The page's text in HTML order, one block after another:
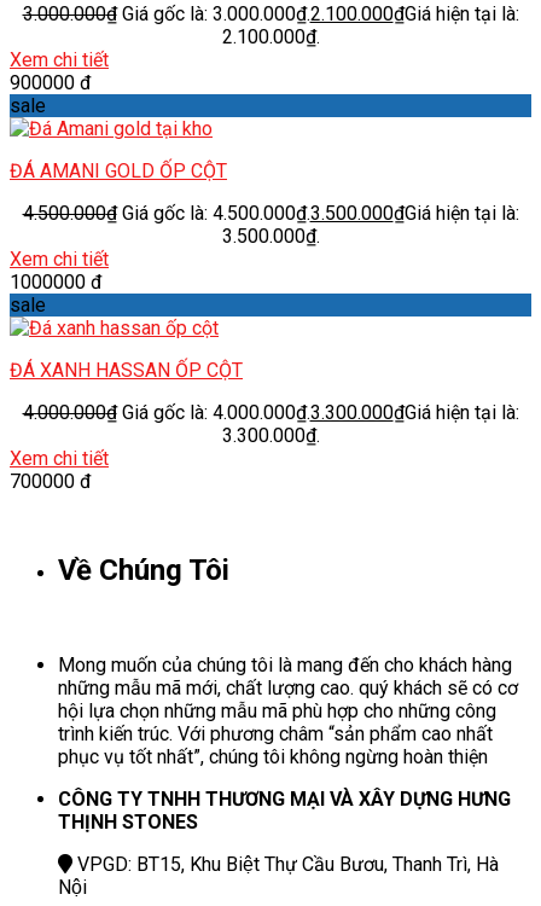
3.000.000₫ Giá gốc là: 3.000.000₫.2.100.000₫Giá hiện tại là:
2.100.000₫.
Xem chi tiết
900000 đ
sale
ĐÁ AMANI GOLD ỐP CỘT
4.500.000₫ Giá gốc là: 4.500.000₫.3.500.000₫Giá hiện tại là:
3.500.000₫.
Xem chi tiết
1000000 đ
sale
ĐÁ XANH HASSAN ỐP CỘT
4.000.000₫ Giá gốc là: 4.000.000₫.3.300.000₫Giá hiện tại là:
3.300.000₫.
Xem chi tiết
700000 đ
Về Chúng Tôi
Mong muốn của chúng tôi là mang đến cho khách hàng
những mẫu mã mới, chất lượng cao. quý khách sẽ có cơ
hội lựa chọn những mẫu mã phù hợp cho những công
trình kiến trúc. Với phương châm “sản phẩm cao nhất
phục vụ tốt nhất”, chúng tôi không ngừng hoàn thiện
CÔNG TY TNHH THƯƠNG MẠI VÀ XÂY DỰNG HƯNG
THỊNH STONES
VPGD: BT15, Khu Biệt Thự Cầu Bươu, Thanh Trì, Hà
Nội